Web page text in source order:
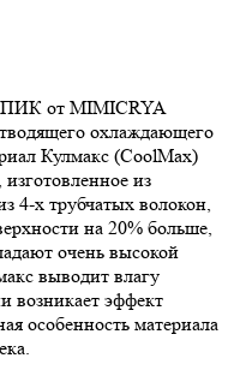
от MIMICRYA
охлаждающего
Кулмакс (CoolMax)
из
4-х трубчатых волокон,
на 20% больше,
очень высокой
выводит влагу
возникает эффект
особенность материала